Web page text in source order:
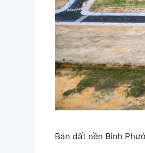
Bán đất nền Bình